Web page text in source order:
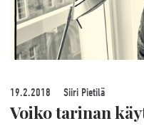
19.2.2018 Siiri Pietilä
Voiko tarinan